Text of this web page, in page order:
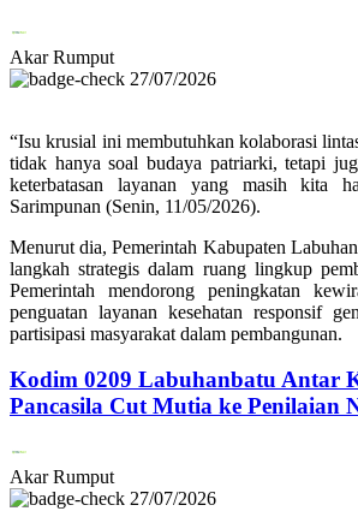
Akar Rumput
27/07/2026
“Isu krusial ini membutuhkan kolaborasi
tidak hanya soal budaya patriarki, tetapi
keterbatasan layanan yang masih kita
Sarimpunan (Senin, 11/05/2026).
Menurut dia, Pemerintah Kabupaten
langkah strategis dalam ruang lingkup
Pemerintah mendorong peningkatan
penguatan layanan kesehatan responsif
partisipasi masyarakat dalam pembangunan.
Kodim 0209 Labuhanbatu Antar
Pancasila Cut Mutia ke Penilaian
Akar Rumput
27/07/2026